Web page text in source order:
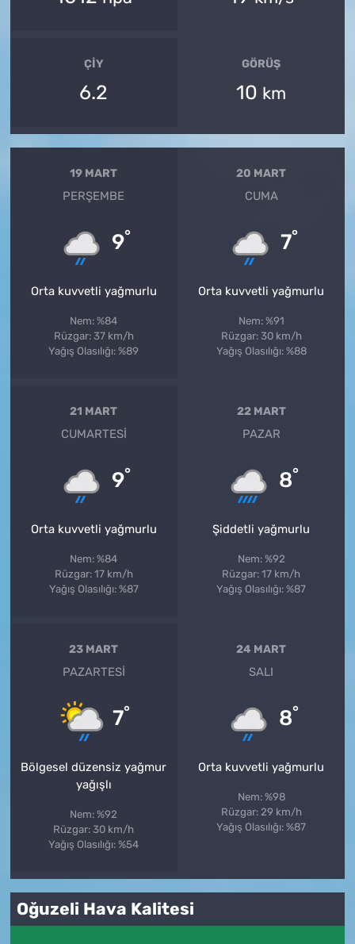
ÇIY
6.2
GÖRÜŞ
10 km
19 MART
PERŞEMBE
9°
Orta kuvvetli yağmurlu
Nem: %84
Rüzgar: 37 km/h
Yağış Olasılığı: %89
20 MART
CUMA
7°
Orta kuvvetli yağmurlu
Nem: %91
Rüzgar: 30 km/h
Yağış Olasılığı: %88
21 MART
CUMARTESI
9°
Orta kuvvetli yağmurlu
Nem: %84
Rüzgar: 17 km/h
Yağış Olasılığı: %87
22 MART
PAZAR
8°
Şiddetli yağmurlu
Nem: %92
Rüzgar: 17 km/h
Yağış Olasılığı: %87
23 MART
PAZARTESI
7°
Bölgesel düzensiz yağmur
yağışlı
Nem: %92
Rüzgar: 30 km/h
Yağış Olasılığı: %54
24 MART
SALI
8°
Orta kuvvetli yağmurlu
Nem: %98
Rüzgar: 29 km/h
Yağış Olasılığı: %87
Oğuzeli Hava Kalitesi